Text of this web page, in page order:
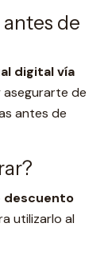
de
digital vía
de
antes de
descuento
utilizarlo al